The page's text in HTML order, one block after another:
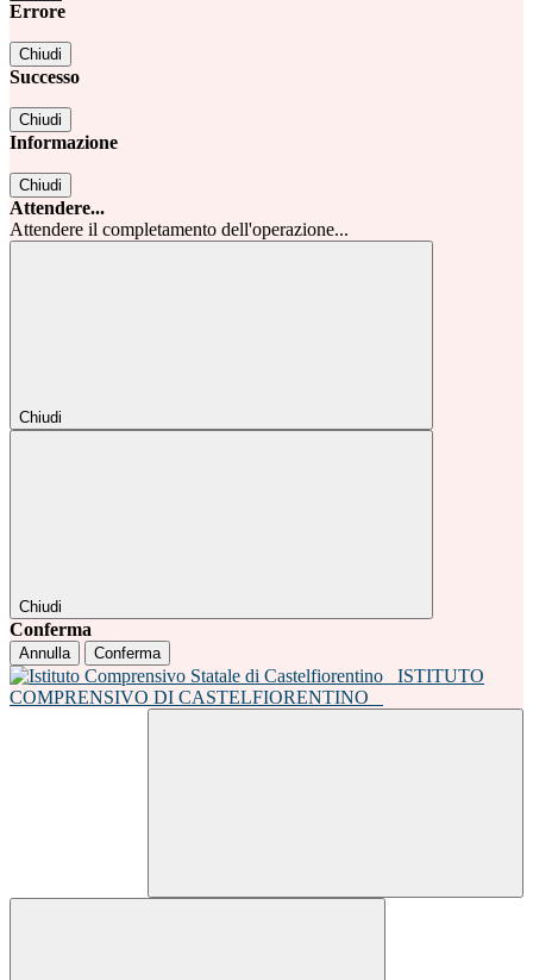
Errore
Chiudi
Successo
Chiudi
Informazione
Chiudi
Attendere...
Attendere il completamento dell'operazione...
Chiudi
Chiudi
Conferma
Annulla Conferma
ISTITUTO
COMPRENSIVO DI CASTELFIORENTINO